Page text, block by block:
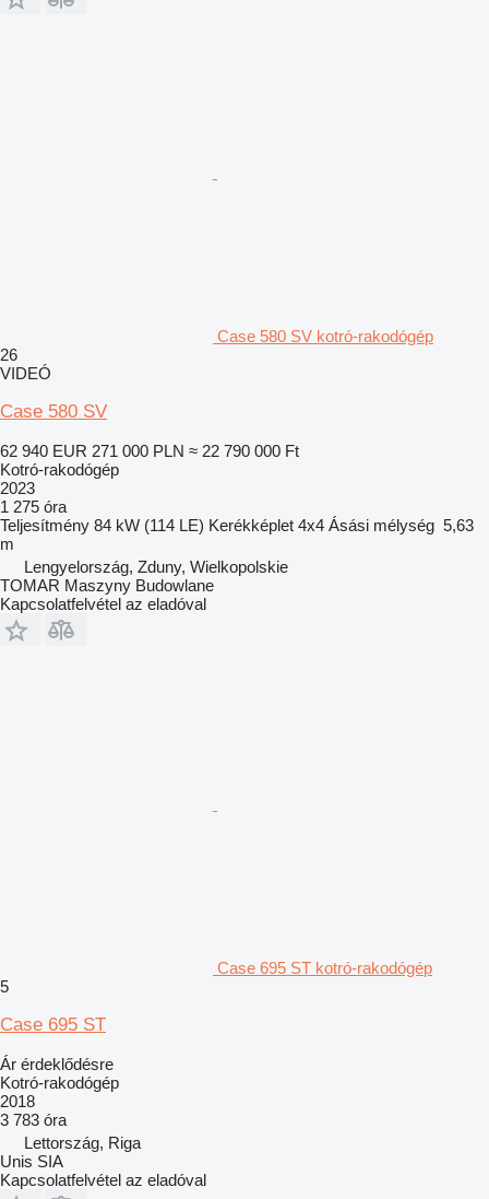
Case 580 SV kotró-rakodógép
26
VIDEÓ
Case 580 SV
62 940 EUR 271 000 PLN ≈ 22 790 000 Ft
Kotró-rakodógép
2023
1 275 óra
Teljesítmény 84 kW (114 LE) Kerékképlet 4x4 Ásási mélység 5,63
m
Lengyelország, Zduny, Wielkopolskie
TOMAR Maszyny Budowlane
Kapcsolatfelvétel az eladóval
Case 695 ST kotró-rakodógép
5
Case 695 ST
Ár érdeklődésre
Kotró-rakodógép
2018
3 783 óra
Lettország, Riga
Unis SIA
Kapcsolatfelvétel az eladóval